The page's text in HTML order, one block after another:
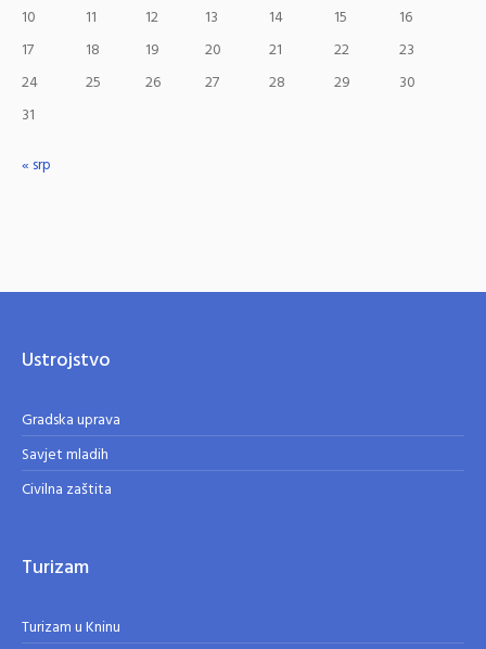
10
11 12 13 14 15
16
17
18 19 20 21 22
23
24
25 26 27 28 29
30
31
« srp
Ustrojstvo
Gradska uprava
Savjet mladih
Civilna zaštita
Turizam
Turizam u Kninu